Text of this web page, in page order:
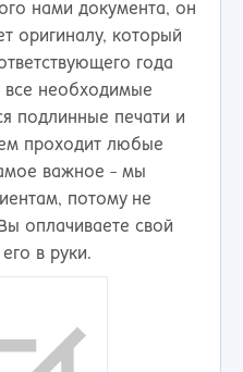
нами документа, он
оригиналу, который
года
необходимые
подлинные печати и
проходит любые
важное - мы
потому не
оплачиваете свой
в руки.